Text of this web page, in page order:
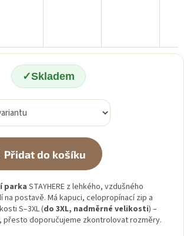
Skladem
Přidat do košíku
parkaSTAYHERE z lehkého, vzdušného
na postavě. Má kapuci, celopropínací zip a
S–3XL (do 3XL, nadměrné velikosti) –
doporučujeme zkontrolovat rozměry.